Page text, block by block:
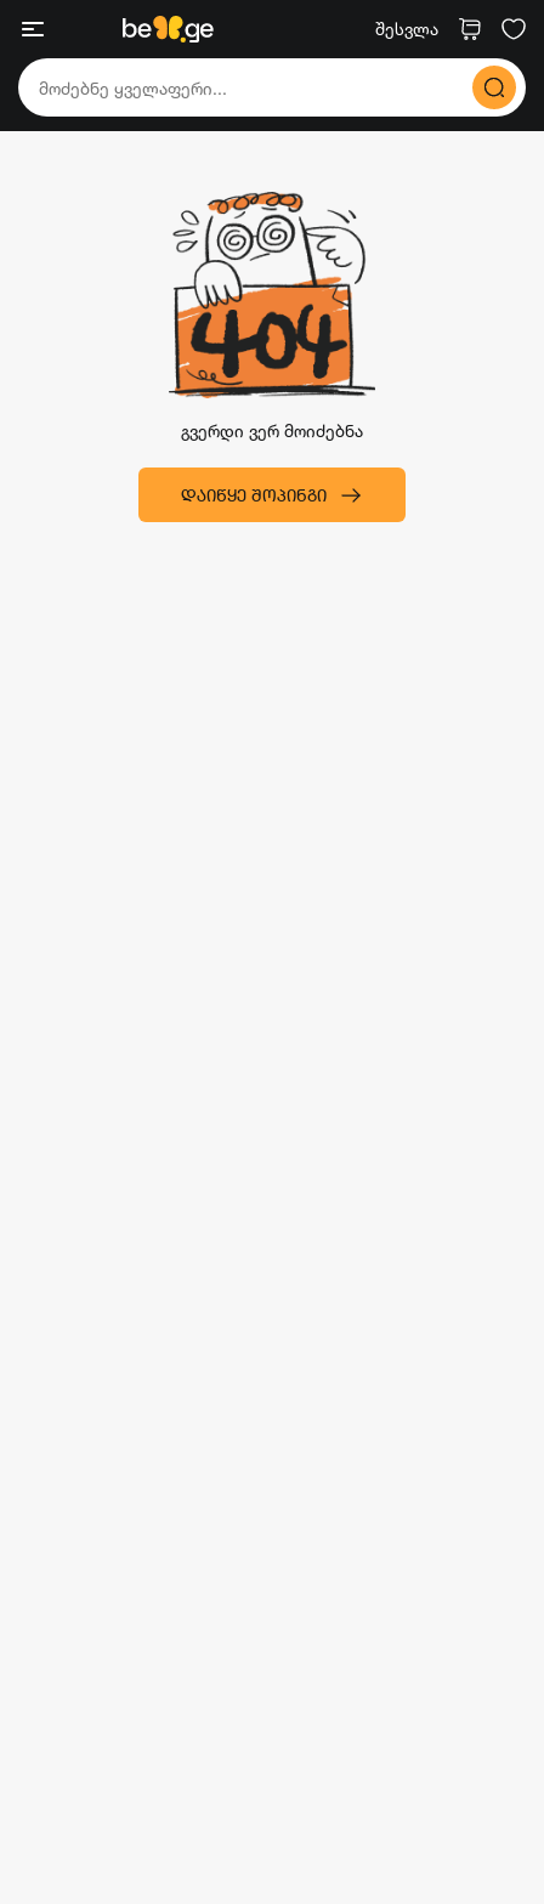
შესვლა
გვერდი ვერ მოიძებნა
ᲓᲐᲘᲬᲧᲔ ᲨᲝᲞᲘᲜᲒᲘ